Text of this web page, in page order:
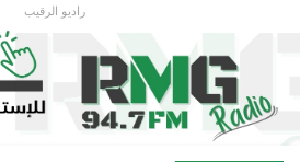
راديو الرقيب